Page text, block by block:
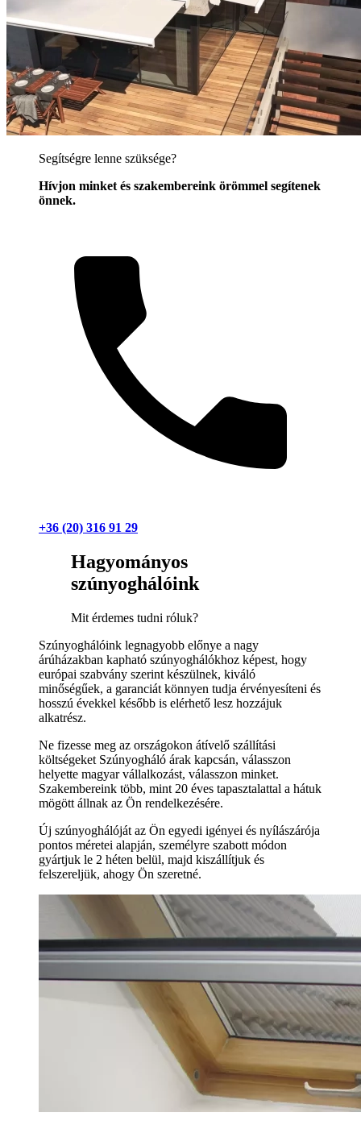
Segítségre lenne szüksége?
Hívjon minket és szakembereink örömmel segítenek
önnek.
+36 (20) 316 91 29
Hagyományos
szúnyoghálóink
Mit érdemes tudni róluk?
Szúnyoghálóink legnagyobb előnye a nagy
árúházakban kapható szúnyoghálókhoz képest, hogy
európai szabvány szerint készülnek, kiváló
minőségűek, a garanciát könnyen tudja érvényesíteni és
hosszú évekkel később is elérhető lesz hozzájuk
alkatrész.
Ne fizesse meg az országokon átívelő szállítási
költségeket Szúnyogháló árak kapcsán, válasszon
helyette magyar vállalkozást, válasszon minket.
Szakembereink több, mint 20 éves tapasztalattal a hátuk
mögött állnak az Ön rendelkezésére.
Új szúnyoghálóját az Ön egyedi igényei és nyílászárója
pontos méretei alapján, személyre szabott módon
gyártjuk le 2 héten belül, majd kiszállítjuk és
felszereljük, ahogy Ön szeretné.